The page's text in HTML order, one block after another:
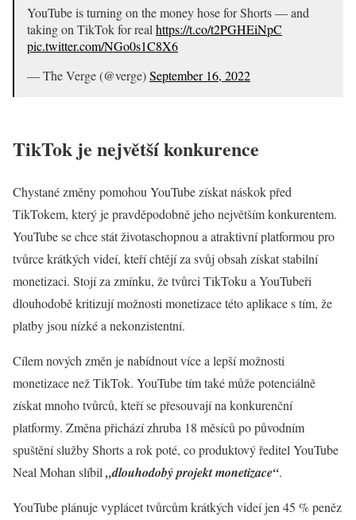
YouTube is turning on the money hose for Shorts — and
taking on TikTok for real https://t.co/t2PGHEiNpC
pic.twitter.com/NGo0s1C8X6
— The Verge (@verge)September 16, 2022
TikTok je největší konkurence
Chystané změny pomohou YouTube získat náskok před
TikTokem, který je pravděpodobně jeho největším konkurentem.
YouTube se chce stát životaschopnou a atraktivní platformou pro
tvůrce krátkých videí, kteří chtějí za svůj obsah získat stabilní
monetizaci. Stojí za zmínku, že tvůrci TikToku a YouTubeři
dlouhodobě kritizují možnosti monetizace této aplikace s tím, že
platby jsou nízké a nekonzistentní.
Cílem nových změn je nabídnout více a lepší možnosti
monetizace než TikTok. YouTube tím také může potenciálně
získat mnoho tvůrců, kteří se přesouvají na konkurenční
platformy. Změna přichází zhruba 18 měsíců po původním
spuštění služby Shorts a rok poté, co produktový ředitel YouTube
Neal Mohan slíbil„dlouhodobý projekt monetizace“.
YouTube plánuje vyplácet tvůrcům krátkých videí jen 45 % peněz